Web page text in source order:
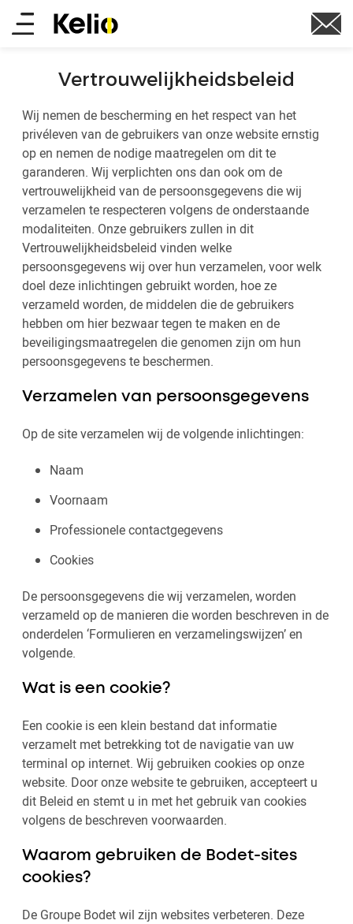
Skip
Main
Vertrouwelijkheidsbeleid
Wij nemen de bescherming en het respect van het
privéleven van de gebruikers van onze website ernstig
op en nemen de nodige maatregelen om dit te
garanderen. Wij verplichten ons dan ook om de
vertrouwelijkheid van de persoonsgegevens die wij
verzamelen te respecteren volgens de onderstaande
modaliteiten. Onze gebruikers zullen in dit
Vertrouwelijkheidsbeleid vinden welke
persoonsgegevens wij over hun verzamelen, voor welk
doel deze inlichtingen gebruikt worden, hoe ze
verzameld worden, de middelen die de gebruikers
hebben om hier bezwaar tegen te maken en de
beveiligingsmaatregelen die genomen zijn om hun
persoonsgegevens te beschermen.
Verzamelen van persoonsgegevens
Op de site verzamelen wij de volgende inlichtingen:
Naam
Voornaam
Professionele contactgegevens
Cookies
De persoonsgegevens die wij verzamelen, worden
verzameld op de manieren die worden beschreven in de
onderdelen ‘Formulieren en verzamelingswijzen’ en
volgende.
Wat is een cookie?
Een cookie is een klein bestand dat informatie
verzamelt met betrekking tot de navigatie van uw
terminal op internet. Wij gebruiken cookies op onze
website. Door onze website te gebruiken, accepteert u
dit Beleid en stemt u in met het gebruik van cookies
volgens de beschreven voorwaarden.
Waarom gebruiken de Bodet-sites
cookies?
De Groupe Bodet wil zijn websites verbeteren. Deze